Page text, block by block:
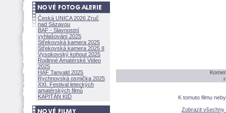
Česká UNICA 2026 Zruč
nad Sázavou
BAF - Slavnostní
vyhlašování 2025
Střekovská kamera 2025
Střekovská kamera 2025 II
Vysokovský kohout 2025
Rodinné Amatérské Video
2025
HAF Tanvald 2025
Rychnovská osmička 2025
XXI. Festival leteckých
amatérských filmů
KAPITÁN KID
K tomuto filmu
Zobrazit všechny